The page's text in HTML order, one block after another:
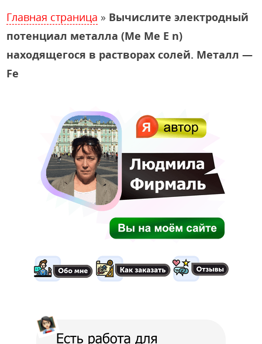
Главная страница » Вычислите электродный
потенциал металла (Me Me E n)
находящегося в растворах солей. Металл —
Fe